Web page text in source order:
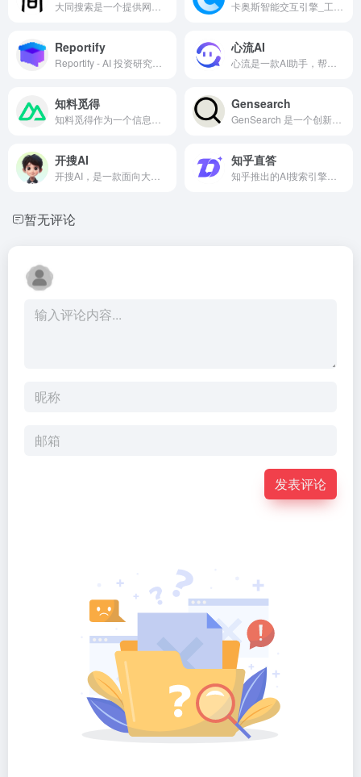
Reportify 心流AI
知料觅得 Gensearch
开搜AI 知乎直答
暂无评论
发表评论